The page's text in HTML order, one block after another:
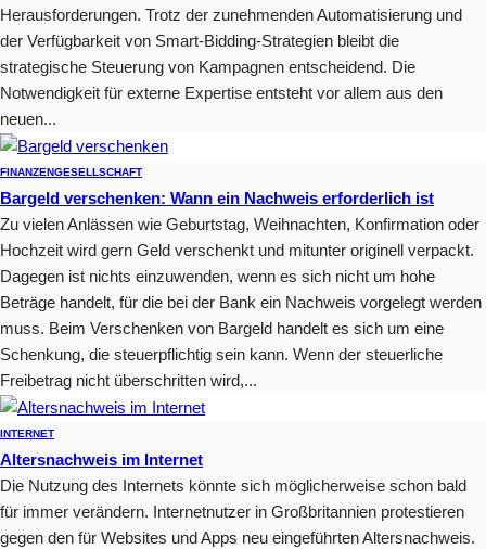
Herausforderungen. Trotz der zunehmenden Automatisierung und
der Verfügbarkeit von Smart-Bidding-Strategien bleibt die
strategische Steuerung von Kampagnen entscheidend. Die
Notwendigkeit für externe Expertise entsteht vor allem aus den
neuen...
FINANZENGESELLSCHAFT
Bargeld verschenken: Wann ein Nachweis erforderlich ist
Zu vielen Anlässen wie Geburtstag, Weihnachten, Konfirmation oder
Hochzeit wird gern Geld verschenkt und mitunter originell verpackt.
Dagegen ist nichts einzuwenden, wenn es sich nicht um hohe
Beträge handelt, für die bei der Bank ein Nachweis vorgelegt werden
muss. Beim Verschenken von Bargeld handelt es sich um eine
Schenkung, die steuerpflichtig sein kann. Wenn der steuerliche
Freibetrag nicht überschritten wird,...
INTERNET
Altersnachweis im Internet
Die Nutzung des Internets könnte sich möglicherweise schon bald
für immer verändern. Internetnutzer in Großbritannien protestieren
gegen den für Websites und Apps neu eingeführten Altersnachweis.